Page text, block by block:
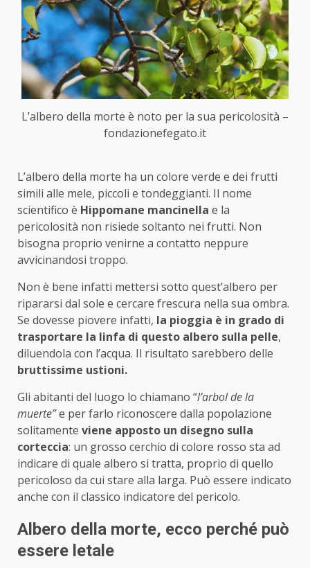
L’albero della morte è noto per la sua pericolosità –
fondazionefegato.it
L’albero della morte ha un colore verde e dei frutti
simili alle mele, piccoli e tondeggianti. Il nome
scientifico è Hippomane mancinella e la
pericolosità non risiede soltanto nei frutti. Non
bisogna proprio venirne a contatto neppure
avvicinandosi troppo.
Non è bene infatti mettersi sotto quest’albero per
ripararsi dal sole e cercare frescura nella sua ombra.
Se dovesse piovere infatti, la pioggia è in grado di
trasportare la linfa di questo albero sulla pelle,
diluendola con l’acqua. Il risultato sarebbero delle
bruttissime ustioni.
Gli abitanti del luogo lo chiamano “l’arbol de la
muerte”e per farlo riconoscere dalla popolazione
solitamente viene apposto un disegno sulla
corteccia: un grosso cerchio di colore rosso sta ad
indicare di quale albero si tratta, proprio di quello
pericoloso da cui stare alla larga. Può essere indicato
anche con il classico indicatore del pericolo.
Albero della morte, ecco perché può
essere letale